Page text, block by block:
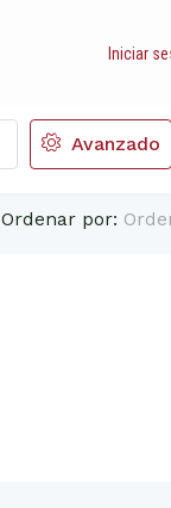
Iniciar
Avanzado
Ordenar por: